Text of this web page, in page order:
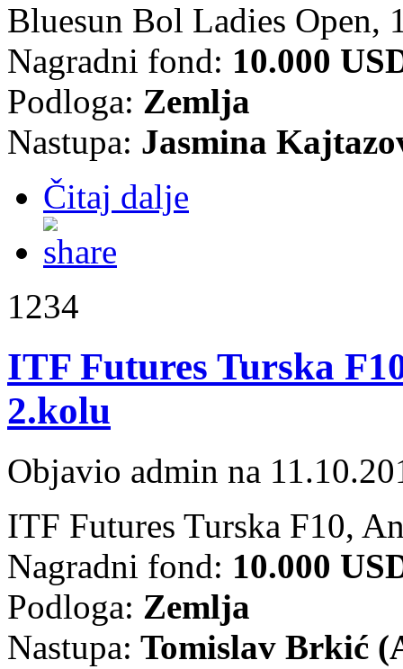
Bluesun Bol Ladies Open,
Nagradni fond: 10.000
Podloga: Zemlja
Nastupa: Jasmina
Čitaj dalje
1234
ITF Futures Turska
2.kolu
Objavio admin na
ITF Futures Turska F10,
Nagradni fond: 10.000
Podloga: Zemlja
Nastupa: Tomislav Brkić